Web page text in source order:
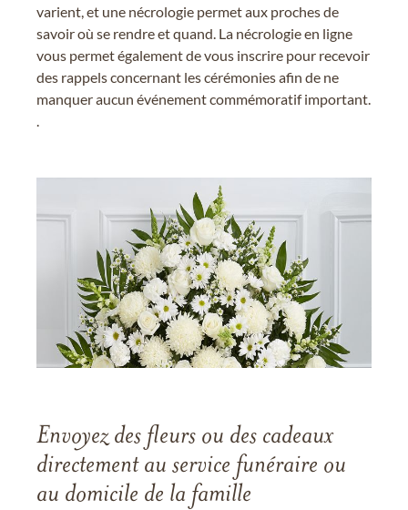
varient, et une nécrologie permet aux proches de
savoir où se rendre et quand. La nécrologie en ligne
vous permet également de vous inscrire pour recevoir
des rappels concernant les cérémonies afin de ne
manquer aucun événement commémoratif important.
Envoyez des fleurs ou des cadeaux
directement au service funéraire ou
au domicile de la famille